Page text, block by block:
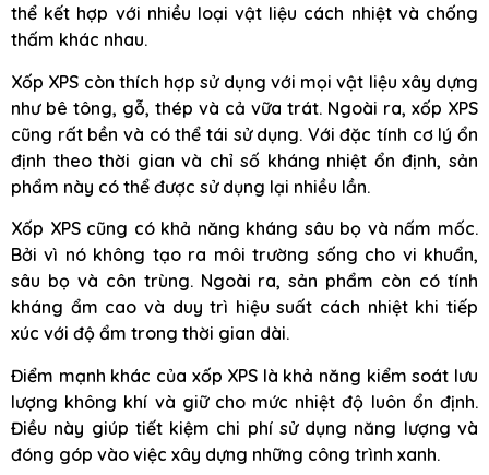
thể kết hợp với nhiều loại vật liệu cách nhiệt và chống
thấm khác nhau.
Xốp XPS còn thích hợp sử dụng với mọi vật liệu xây dựng
như bê tông, gỗ, thép và cả vữa trát. Ngoài ra, xốp XPS
cũng rất bền và có thể tái sử dụng. Với đặc tính cơ lý ổn
định theo thời gian và chỉ số kháng nhiệt ổn định, sản
phẩm này có thể được sử dụng lại nhiều lần.
Xốp XPS cũng có khả năng kháng sâu bọ và nấm mốc.
Bởi vì nó không tạo ra môi trường sống cho vi khuẩn,
sâu bọ và côn trùng. Ngoài ra, sản phẩm còn có tính
kháng ẩm cao và duy trì hiệu suất cách nhiệt khi tiếp
xúc với độ ẩm trong thời gian dài.
Điểm mạnh khác của xốp XPS là khả năng kiểm soát lưu
lượng không khí và giữ cho mức nhiệt độ luôn ổn định.
Điều này giúp tiết kiệm chi phí sử dụng năng lượng và
đóng góp vào việc xây dựng những công trình xanh.